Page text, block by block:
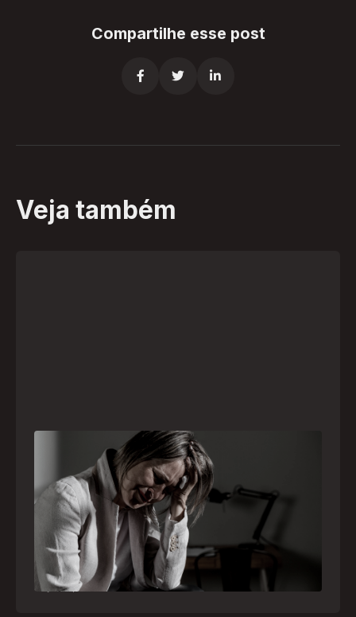
Compartilhe esse post
  
Veja também
Crise psiquiátrica é urgência médica: saiba
como o SAMU atua nesses casos
Surtos, tentativas de suicídio e episódios de
agitação intensa são considerados urgências
médicas e devem receber atendimento
especializado pelo telefone 192
21 julho, 2026